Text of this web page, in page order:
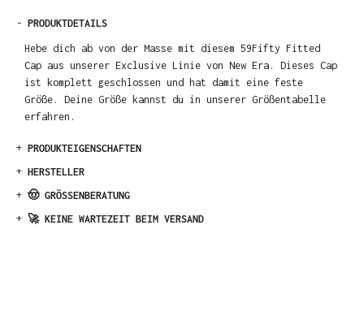
- PRODUKTDETAILS
Hebe dich ab von der Masse mit diesem 59Fifty Fitted
Cap aus unserer Exclusive Linie von New Era. Dieses Cap
ist komplett geschlossen und hat damit eine feste
Größe. Deine Größe kannst du in unserer Größentabelle
erfahren.
+ PRODUKTEIGENSCHAFTEN
+ HERSTELLER
+ 🤠 GRÖSSENBERATUNG
+ 🚀 KEINE WARTEZEIT BEIM VERSAND